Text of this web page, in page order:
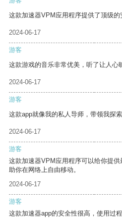
这款加速器VPM应用程序提供了顶级的
2024-06-17
游客
这款游戏的音乐非常优美，听了让人心
2024-06-17
游客
这款app就像我的私人导师，带领我探索
2024-06-17
游客
这款加速器VPM应用程序可以给你提
助你在网络上自由移动。
2024-06-17
游客
这款加速器app的安全性很高，使用过